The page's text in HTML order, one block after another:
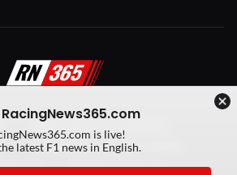
Algemene voorwaarden
Created by On Your Marks
Kansspeluitingen
is live!
latest F1 news in English.